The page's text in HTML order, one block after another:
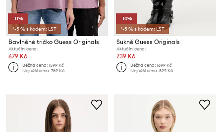
-11%
*-5 % s kódem: LST
Bavlněné tričko Guess Originals
Aktuální cena:
679 Kč
Běžná cena:1599 Kč
Nejnižší cena:769 Kč
-10%
*-5 % s kódem: LST
Sukně Guess Originals
Aktuální cena:
739 Kč
Běžná cena:1699 Kč
Nejnižší cena:829 Kč